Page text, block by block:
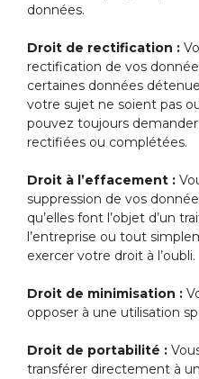
données.
Droit de rectification :
rectification de vos
certaines données
votre sujet ne soient pas
pouvez toujours
rectifiées ou complétées.
Droit à l’effacement :
suppression de vos
qu’elles font l’objet d’un
l’entreprise ou tout
exercer votre droit à l’oubli.
Droit de minimisation :
opposer à une utilisation
Droit de portabilité :
transférer directement à